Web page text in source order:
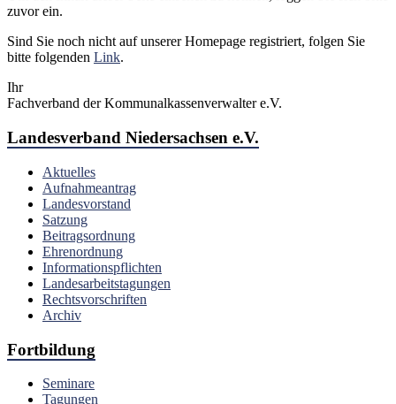
zuvor ein.
Sind Sie noch nicht auf unserer Homepage registriert, folgen Sie
bitte folgenden Link.
Ihr
Fachverband der Kommunalkassenverwalter e.V.
Landesverband Niedersachsen e.V.
Aktuelles
Aufnahmeantrag
Landesvorstand
Satzung
Beitragsordnung
Ehrenordnung
Informationspflichten
Landesarbeitstagungen
Rechtsvorschriften
Archiv
Fortbildung
Seminare
Tagungen